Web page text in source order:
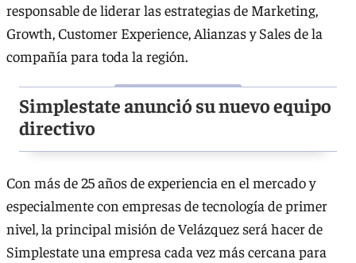
responsable de liderar las estrategias de Marketing,
Growth, Customer Experience, Alianzas y Sales de la
compañía para toda la región.
Simplestate anunció su nuevo equipo
directivo
Con más de 25 años de experiencia en el mercado y
especialmente con empresas de tecnología de primer
nivel, la principal misión de Velázquez será hacer de
Simplestate una empresa cada vez más cercana para